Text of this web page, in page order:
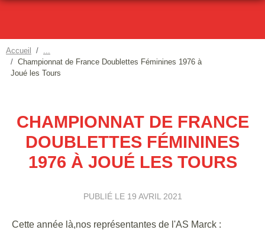
Accueil
Championnat de France Doublettes Féminines 1976 à
Joué les Tours
CHAMPIONNAT DE FRANCE
DOUBLETTES FÉMININES
1976 À JOUÉ LES TOURS
PUBLIÉ LE 19 AVRIL 2021
Cette année là,nos représentantes de l'AS Marck :